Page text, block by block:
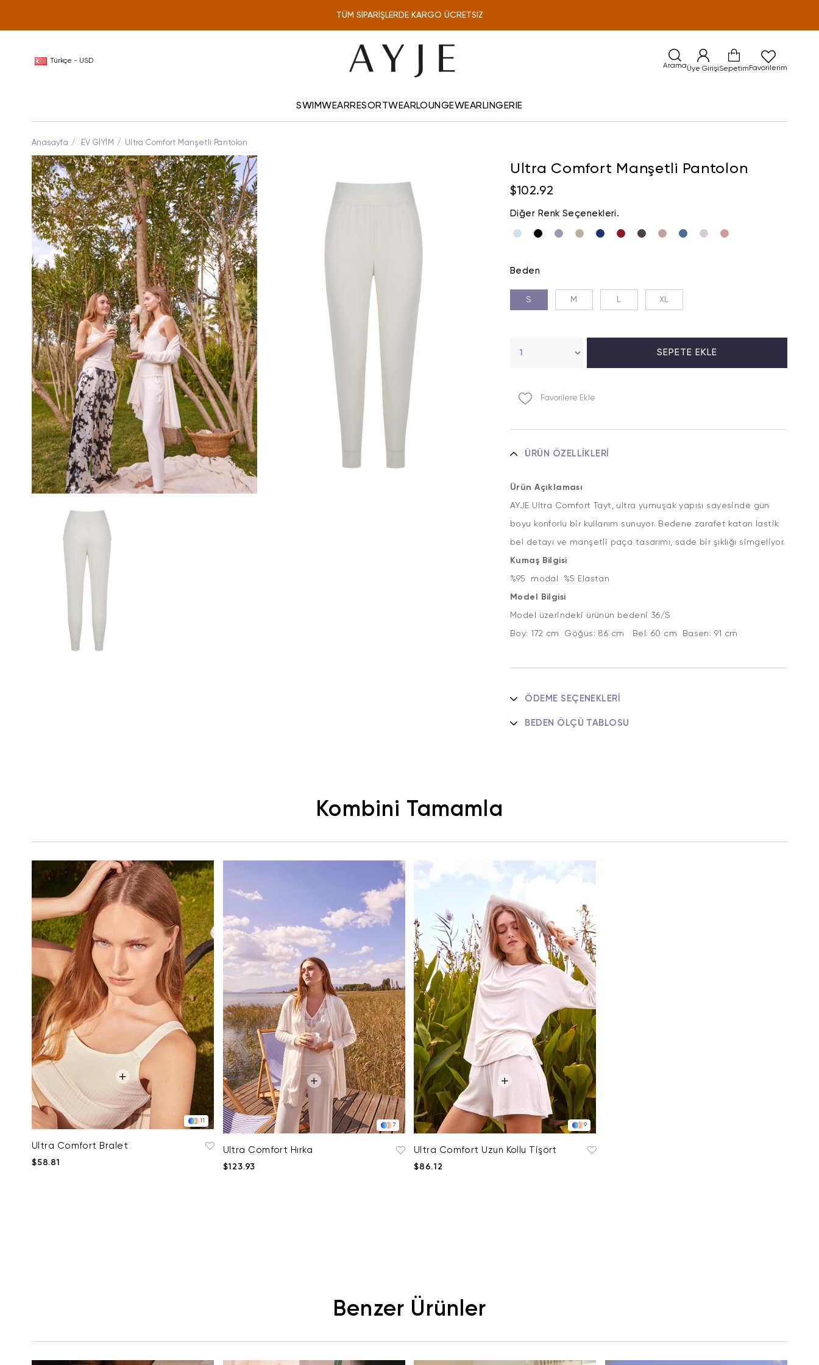
ONLINE'A ÖZEL %10 İNDİRİM
Türkçe - USD
AramaÜye GirişiSepetim Favorilerim
SWIMWEARRESORTWEARLOUNGEWEARLINGERIE
Anasayfa EV GİYİM Ultra Comfort Manşetli Pantolon
Ultra Comfort Manşetli Pantolon
$102.92
Diğer Renk Seçenekleri.
Beden
S M L XL
Favorilere Ekle
ÜRÜN ÖZELLIKLERI
Ürün Açıklaması
AYJE Ultra Comfort Tayt, ultra yumuşak yapısı sayesinde gün
boyu konforlu bir kullanım sunuyor. Bedene zarafet katan lastik
bel detayı ve manşetli paça tasarımı, sade bir şıklığı simgeliyor.
Kumaş Bilgisi
%95 modal %5 Elastan
Model Bilgisi
Model üzerindeki ürünün bedeni 36/S
Boy: 172 cm Göğüs: 86 cm Bel: 60 cm Basen: 91 cm
ÖDEME SEÇENEKLERI
BEDEN ÖLÇÜ TABLOSU
Kombini Tamamla
11
Ultra Comfort Bralet
$58.81
7
Ultra Comfort Hırka
$123.93
9
Ultra Comfort Uzun Kollu Tişört
$86.12
Benzer Ürünler